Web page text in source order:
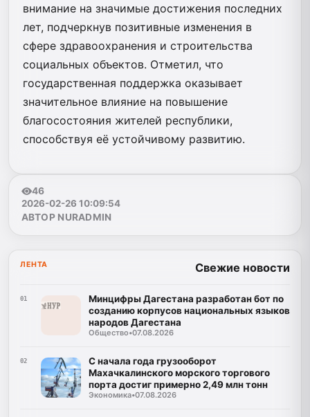
внимание на значимые достижения последних
лет, подчеркнув позитивные изменения в
сфере здравоохранения и строительства
социальных объектов. Отметил, что
государственная поддержка оказывает
значительное влияние на повышение
благосостояния жителей республики,
способствуя её устойчивому развитию.
46
2026-02-26 10:09:54
АВТОР NURADMIN
ЛЕНТА Свежие новости
01
Минцифры Дагестана разработан бот по
созданию корпусов национальных языков
народов Дагестана
Общество•07.08.2026
02
С начала года грузооборот
Махачкалинского морского торгового
порта достиг примерно 2,49 млн тонн
Экономика•07.08.2026